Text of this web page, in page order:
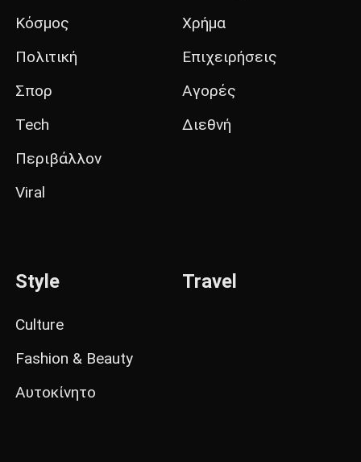
Κόσμος
Πολιτική
Σπορ
Tech
Περιβάλλον
Viral
Χρήμα
Επιχειρήσεις
Αγορές
Διεθνή
Style
Culture
Fashion & Beauty
Αυτοκίνητο
Travel